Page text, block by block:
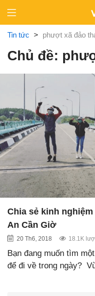
content
Tin tức > phượt xã đảo
Chủ đề:
Chia sẻ kinh
An Cần Giờ
20 Th6, 2018 18.1K
Bạn đang muốn tìm
để đi về trong ngày?